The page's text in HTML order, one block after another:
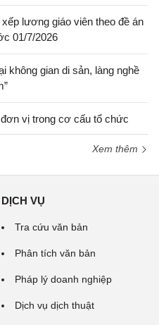
lương giáo viên theo đề án
01/7/2026
không gian di sản, làng nghề
vị trong cơ cấu tổ chức
Xem thêm
DỊCH VỤ
Tra cứu văn bản
Phân tích văn bản
Pháp lý doanh nghiệp
Dịch vụ dịch thuật